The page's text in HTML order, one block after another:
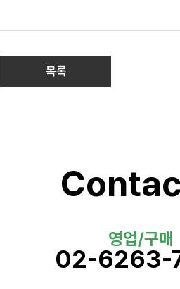
목록
영업/구매
02-6263-